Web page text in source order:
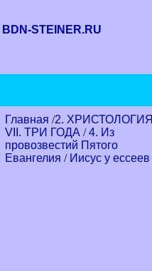
BDN-STEINER.RU
Главная /2. ХРИСТОЛОГИЯ
VII. ТРИ ГОДА /4. Из
провозвестий Пятого
Евангелия / Иисус у ессеев